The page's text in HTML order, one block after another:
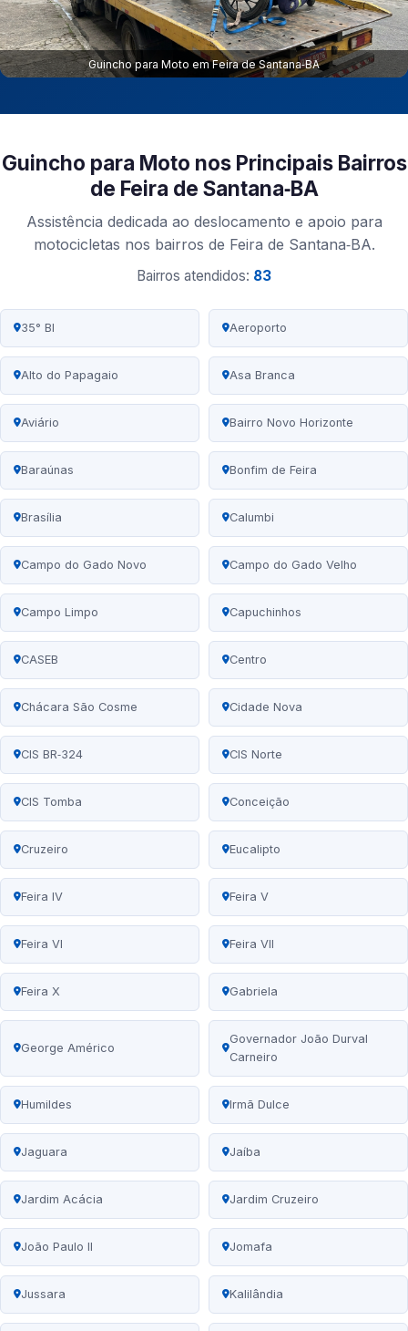
Guincho para Moto em Feira de Santana‑BA
Guincho para Moto nos Principais Bairros
de Feira de Santana‑BA
Assistência dedicada ao deslocamento e apoio para
motocicletas nos bairros de Feira de Santana‑BA.
Bairros atendidos: 83
35° BI Aeroporto
Alto do Papagaio Asa Branca
Aviário Bairro Novo Horizonte
Baraúnas Bonfim de Feira
Brasília Calumbi
Campo do Gado Novo Campo do Gado Velho
Campo Limpo Capuchinhos
CASEB Centro
Chácara São Cosme Cidade Nova
CIS BR‑324 CIS Norte
CIS Tomba Conceição
Cruzeiro Eucalipto
Feira IV Feira V
Feira VI Feira VII
Feira X Gabriela
George Américo
Governador João Durval
Carneiro
Humildes Irmã Dulce
Jaguara Jaíba
Jardim Acácia Jardim Cruzeiro
João Paulo II Jomafa
Jussara Kalilândia